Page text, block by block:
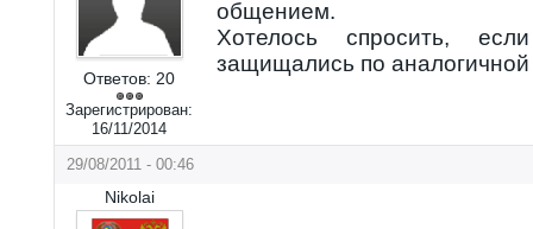
Ответов: 20
Зарегистрирован:
16/11/2014
общением.
Хотелось спросить,
защищались по аналогичной
29/08/2011 - 00:46
Nikolai